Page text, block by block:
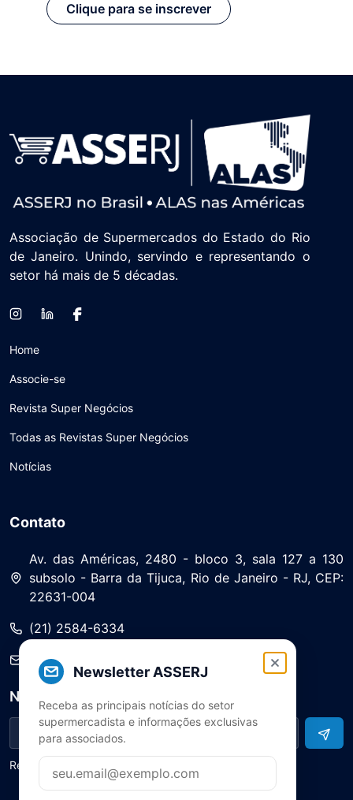
Clique para se inscrever
Newsletter ASSERJ
Receba as principais notícias do setor
supermercadista e informações exclusivas
para associados.
Associação de Supermercados do Estado do Rio
de Janeiro. Unindo, servindo e representando o
setor há mais de 5 décadas.
Home
Associe-se
Revista Super Negócios
Todas as Revistas Super Negócios
Notícias
Contato
Av. das Américas, 2480 - bloco 3, sala 127 a 130
subsolo - Barra da Tijuca, Rio de Janeiro - RJ, CEP:
22631-004
(21) 2584-6334
saa@asserj.com.br
Newsletter
Receba notícias e atualizações do setor